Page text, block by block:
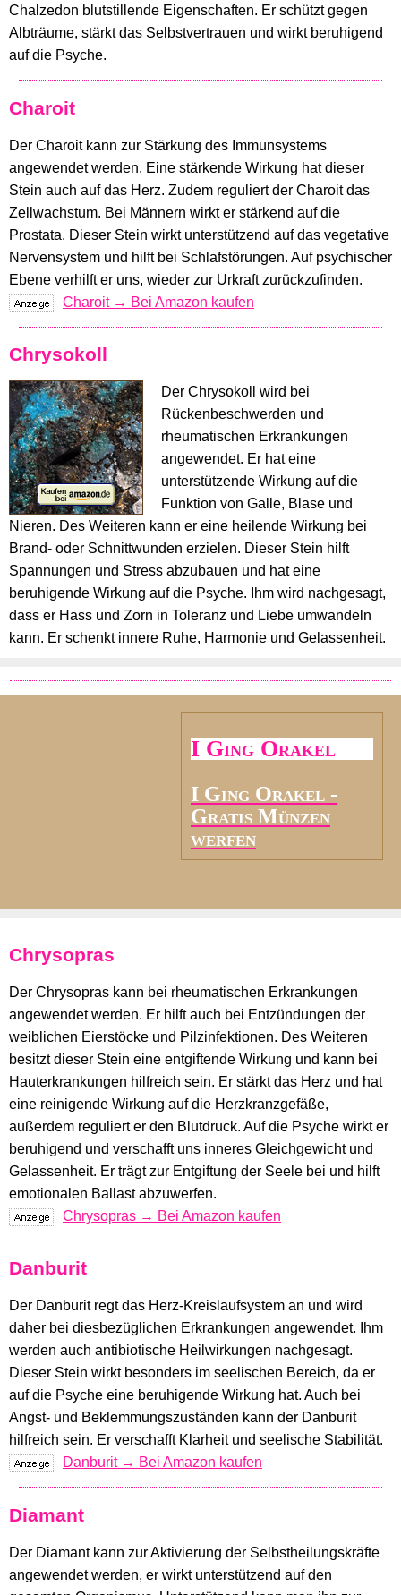
Chalzedon blutstillende Eigenschaften. Er schützt gegen
Albträume, stärkt das Selbstvertrauen und wirkt beruhigend
auf die Psyche.
Charoit
Der Charoit kann zur Stärkung des Immunsystems
angewendet werden. Eine stärkende Wirkung hat dieser
Stein auch auf das Herz. Zudem reguliert der Charoit das
Zellwachstum. Bei Männern wirkt er stärkend auf die
Prostata. Dieser Stein wirkt unterstützend auf das vegetative
Nervensystem und hilft bei Schlafstörungen. Auf psychischer
Ebene verhilft er uns, wieder zur Urkraft zurückzufinden.
Charoit → Bei Amazon kaufen
Chrysokoll
Der Chrysokoll wird bei
Rückenbeschwerden und
rheumatischen Erkrankungen
angewendet. Er hat eine
unterstützende Wirkung auf die
Funktion von Galle, Blase und
Nieren. Des Weiteren kann er eine heilende Wirkung bei
Brand- oder Schnittwunden erzielen. Dieser Stein hilft
Spannungen und Stress abzubauen und hat eine
beruhigende Wirkung auf die Psyche. Ihm wird nachgesagt,
dass er Hass und Zorn in Toleranz und Liebe umwandeln
kann. Er schenkt innere Ruhe, Harmonie und Gelassenheit.
I Ging Orakel
I Ging Orakel -
Gratis Münzen
werfen
Chrysopras
Der Chrysopras kann bei rheumatischen Erkrankungen
angewendet werden. Er hilft auch bei Entzündungen der
weiblichen Eierstöcke und Pilzinfektionen. Des Weiteren
besitzt dieser Stein eine entgiftende Wirkung und kann bei
Hauterkrankungen hilfreich sein. Er stärkt das Herz und hat
eine reinigende Wirkung auf die Herzkranzgefäße,
außerdem reguliert er den Blutdruck. Auf die Psyche wirkt er
beruhigend und verschafft uns inneres Gleichgewicht und
Gelassenheit. Er trägt zur Entgiftung der Seele bei und hilft
emotionalen Ballast abzuwerfen.
Chrysopras → Bei Amazon kaufen
Danburit
Der Danburit regt das Herz-Kreislaufsystem an und wird
daher bei diesbezüglichen Erkrankungen angewendet. Ihm
werden auch antibiotische Heilwirkungen nachgesagt.
Dieser Stein wirkt besonders im seelischen Bereich, da er
auf die Psyche eine beruhigende Wirkung hat. Auch bei
Angst- und Beklemmungszuständen kann der Danburit
hilfreich sein. Er verschafft Klarheit und seelische Stabilität.
Danburit → Bei Amazon kaufen
Diamant
Der Diamant kann zur Aktivierung der Selbstheilungskräfte
angewendet werden, er wirkt unterstützend auf den